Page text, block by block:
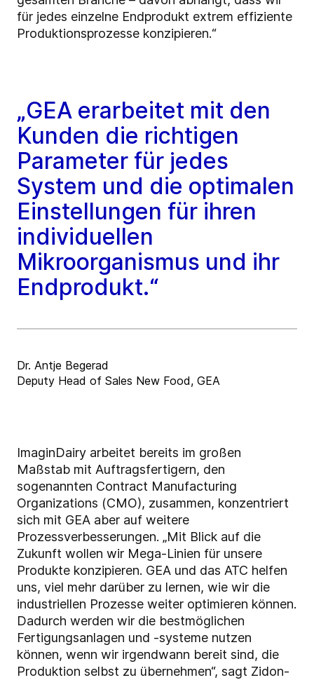
für jedes einzelne Endprodukt extrem effiziente
Produktionsprozesse konzipieren.“
„GEA erarbeitet mit den
Kunden die richtigen
Parameter für jedes
System und die optimalen
Einstellungen für ihren
individuellen
Mikroorganismus und ihr
Endprodukt.“
Dr. Antje Begerad
Deputy Head of Sales New Food, GEA
ImaginDairy arbeitet bereits im großen
Maßstab mit Auftragsfertigern, den
sogenannten Contract Manufacturing
Organizations (CMO), zusammen, konzentriert
sich mit GEA aber auf weitere
Prozessverbesserungen. „Mit Blick auf die
Zukunft wollen wir Mega-Linien für unsere
Produkte konzipieren. GEA und das ATC helfen
uns, viel mehr darüber zu lernen, wie wir die
industriellen Prozesse weiter optimieren können.
Dadurch werden wir die bestmöglichen
Fertigungsanlagen und -systeme nutzen
können, wenn wir irgendwann bereit sind, die
Produktion selbst zu übernehmen“, sagt Zidon-